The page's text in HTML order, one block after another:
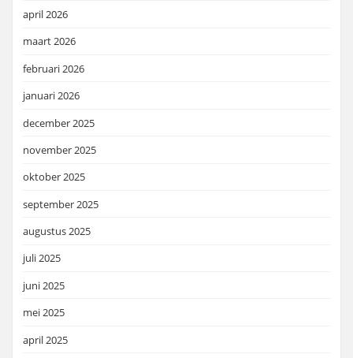
april 2026
maart 2026
februari 2026
januari 2026
december 2025
november 2025
oktober 2025
september 2025
augustus 2025
juli 2025
juni 2025
mei 2025
april 2025